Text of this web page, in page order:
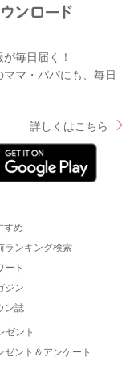
として、あまり細か
積み重ねながら、少
ね。
2026/5/17 15:25
毎日届く！
マ・パパにも、毎日
詳しくはこちら
すめ
ランキング検索
ード
ジン
ン誌
ゼント
ゼント＆アンケート